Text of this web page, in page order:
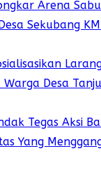
Arena
Sekubang
Desa
Tegas Aksi
Yang